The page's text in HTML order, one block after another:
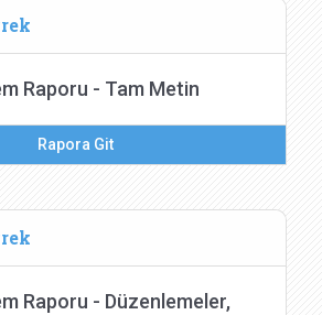
Raporu - Tam Metin
Rapora Git
Raporu - Düzenlemeler,